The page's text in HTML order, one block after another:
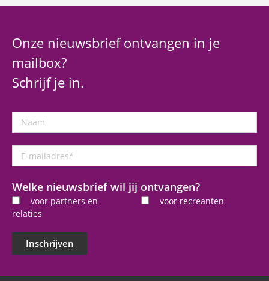
Onze nieuwsbrief ontvangen in je
mailbox?
Schrijf je in.
Naam
mailadres
Welke nieuwsbrief wil jij ontvangen?
voor partners en
relaties
voor recreanten
Inschrijven